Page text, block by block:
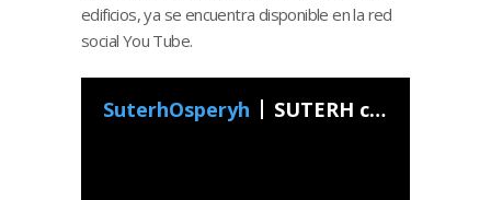
edificios, ya se encuentra disponible en la red
social You Tube.
SuterhOsperyh SUTERH con Vos - Programa 11 2021